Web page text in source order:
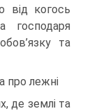
від когось
господаря
та
про лежні
де землі та